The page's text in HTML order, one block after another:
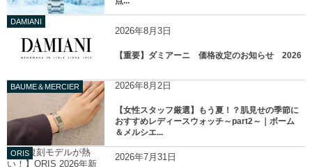
DAMIANI
2026年8月3日
【重要】ダミアーニ 価格改定のお知らせ 2026
BAUME＆MERCIER 2026年8月2日
【女性スタッフ厳選】もう夏！？肌見せの季節に
おすすめレディースウォッチ～part2～｜ボーム
＆メルシエ...
ORIS 2026年7月31日